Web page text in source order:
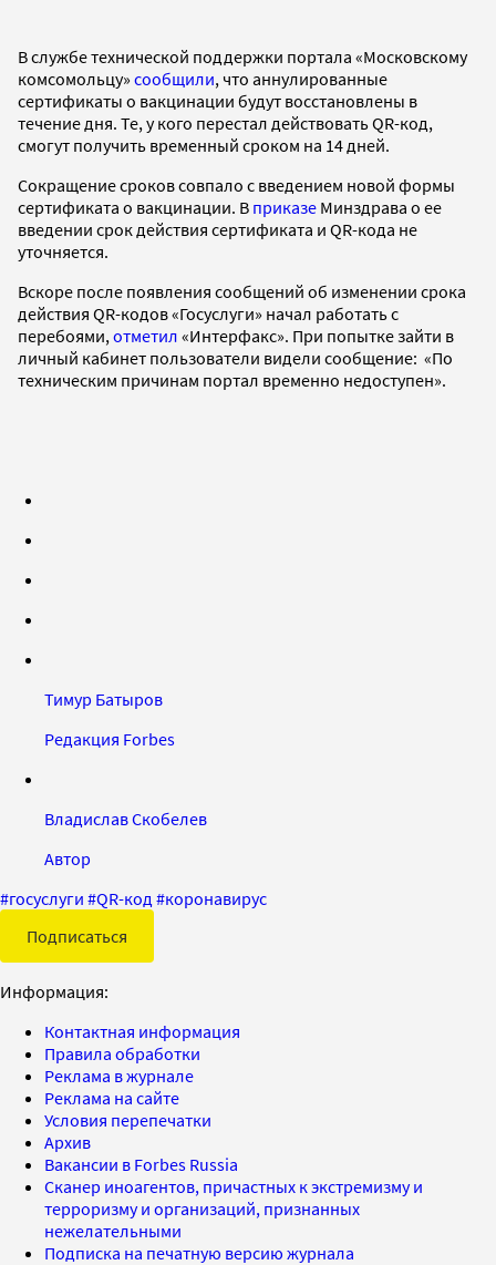
В службе технической поддержки портала «Московскому
комсомольцу» сообщили, что аннулированные
сертификаты о вакцинации будут восстановлены в
течение дня. Те, у кого перестал действовать QR-код,
смогут получить временный сроком на 14 дней.
Сокращение сроков совпало с введением новой формы
сертификата о вакцинации. В приказе Минздрава о ее
введении срок действия сертификата и QR-кода не
уточняется.
Вскоре после появления сообщений об изменении срока
действия QR-кодов «Госуслуги» начал работать с
перебоями, отметил «Интерфакс». При попытке зайти в
личный кабинет пользователи видели сообщение: «По
техническим причинам портал временно недоступен».
Тимур Батыров
Редакция Forbes
Владислав Скобелев
Автор
#госуслуги #QR-код #коронавирус
Подписаться
Информация:
Контактная информация
Правила обработки
Реклама в журнале
Реклама на сайте
Условия перепечатки
Архив
Вакансии в Forbes Russia
Сканер иноагентов, причастных к экстремизму и
терроризму и организаций, признанных
нежелательными
Подписка на печатную версию журнала